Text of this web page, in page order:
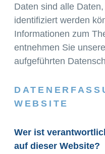
Daten sind alle
identifiziert werden
Informationen zum
entnehmen Sie
aufgeführten
WEBSITE
Wer ist
auf dieser Website?